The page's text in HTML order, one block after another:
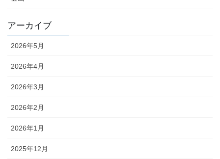
アーカイブ
2026年5月
2026年4月
2026年3月
2026年2月
2026年1月
2025年12月